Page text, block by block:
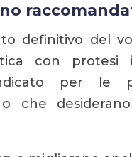
definitivo del
con protesi
per le
che